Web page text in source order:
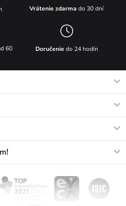
Vrátenie zdarma do 30 dní
60
Doručenie do 24 hodín
Odoberať